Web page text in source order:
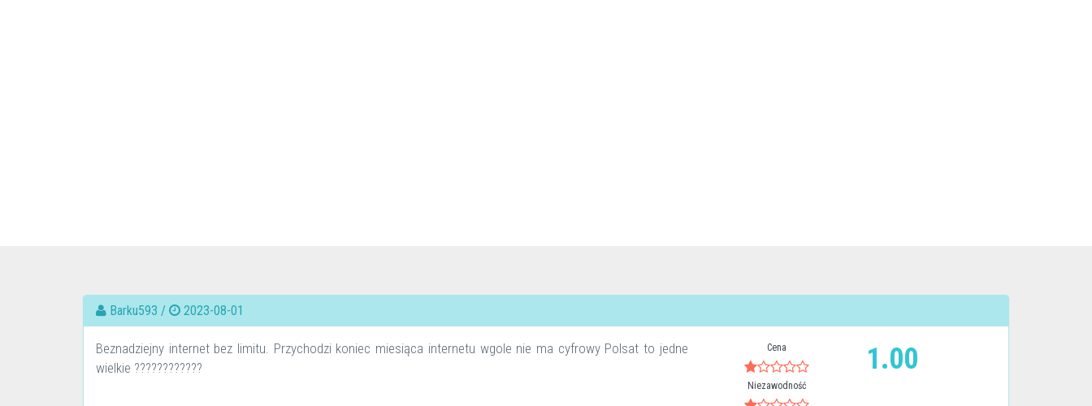
Barku593 / 2023-08-01
Beznadziejny internet bez limitu. Przychodzi koniec miesiąca internetu wgole nie ma cyfrowy Polsat to jedne
wielkie ????????????
Cena
Niezawodność
1.00